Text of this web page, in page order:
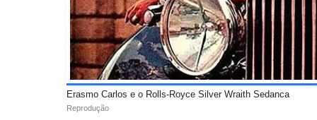
Erasmo Carlos e o Rolls-Royce Silver Wraith Sedanca
Reprodução